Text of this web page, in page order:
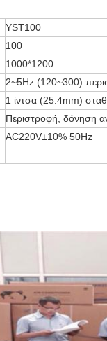
YST100
100
1000*1200
2~5Hz (120~300)
1 ίντσα (25.4mm)
Περιστροφή, δόνηση
AC220V±10% 50Hz